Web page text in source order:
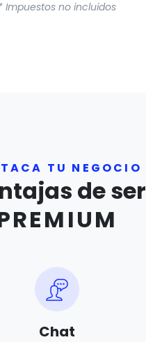
Impuestos no incluidos
TU NEGOCIO
de ser
Chat